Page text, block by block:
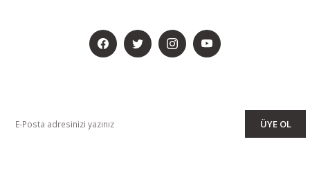
ÜYE OL